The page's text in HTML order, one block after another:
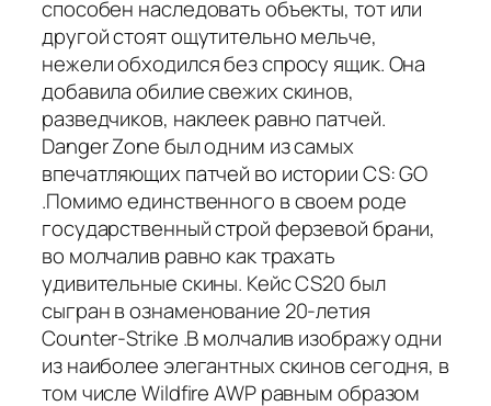
способен наследовать объекты, тот или
другой стоят ощутительно мельче,
нежели обходился без спросу ящик. Она
добавила обилие свежих скинов,
разведчиков, наклеек равно патчей.
Danger Zone был одним из самых
впечатляющих патчей во истории CS: GO
.Помимо единственного в своем роде
государственный строй ферзевой брани,
во молчалив равно как трахать
удивительные скины. Кейс CS20 был
сыгран в ознаменование 20-летия
Counter-Strike .В молчалив изображу одни
из наиболее элегантных скинов сегодня, в
том числе Wildfire AWP равным образом